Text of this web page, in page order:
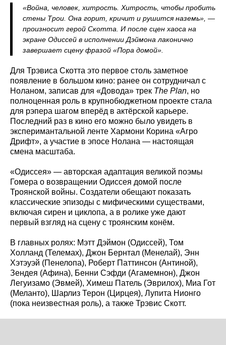
«Война, человек, хитрость. Хитрость, чтобы пробить
стены Трои. Она горит, кричит и рушится наземь», —
произносит герой Скотта. И после сцен хаоса на
экране Одиссей в исполнении Дэймона лаконично
завершает сцену фразой «Пора домой».
Для Трэвиса Скотта это первое столь заметное
появление в большом кино: ранее он сотрудничал с
Ноланом, записав для «Довода» трек The Plan, но
полноценная роль в крупнобюджетном проекте стала
для рэпера шагом вперёд в актёрской карьере.
Последний раз в кино его можно было увидеть в
эксперимантальной ленте Хармони Корина «Агро
Дрифт», а участие в эпосе Нолана — настоящая
смена масштаба.
«Одиссея» — авторская адаптация великой поэмы
Гомера о возвращении Одиссея домой после
Троянской войны. Создатели обещают показать
классические эпизоды с мифическими существами,
включая сирен и циклопа, а в ролике уже дают
первый взгляд на сцену с троянским конём.
В главных ролях: Мэтт Дэймон (Одиссей), Том
Холланд (Телемах), Джон Бернтал (Менелай), Энн
Хэтэуэй (Пенелопа), Роберт Паттинсон (Антиной),
Зендея (Афина), Бенни Сэфди (Агамемнон), Джон
Легуизамо (Эвмей), Химеш Патель (Эврилох), Миа Гот
(Меланто), Шарлиз Терон (Цирцея), Лупита Нионго
(пока неизвестная роль), а также Трэвис Скотт.